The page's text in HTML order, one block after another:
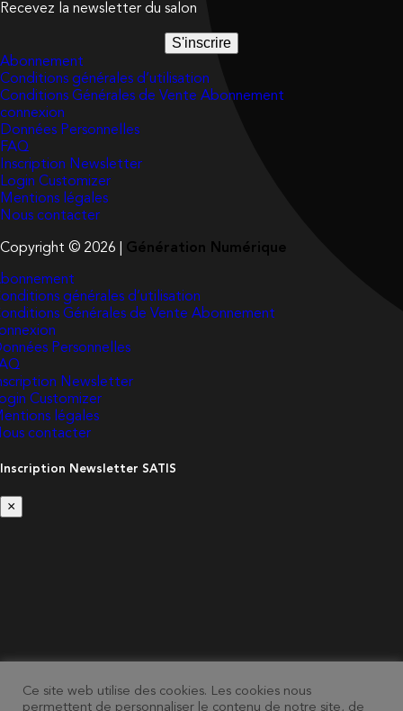
Recevez la newsletter du salon
S'inscrire
Abonnement
Conditions générales d’utilisation
Conditions Générales de Vente Abonnement
connexion
Données Personnelles
FAQ
Inscription Newsletter
Login Customizer
Mentions légales
Nous contacter
Copyright © 2026 | Génération Numérique
générales d’utilisation
Générales de Vente Abonnement
Personnelles
Newsletter
Customizer
légales
contacter
Inscription Newsletter SATIS
×
Ce site web utilise des cookies. Les cookies nous
permettent de personnaliser le contenu de notre site, de